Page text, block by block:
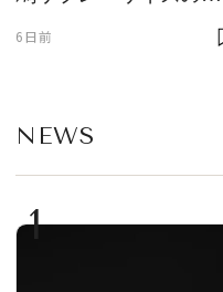
ーチ「はとっこ」を限
6日前
NEWS
1